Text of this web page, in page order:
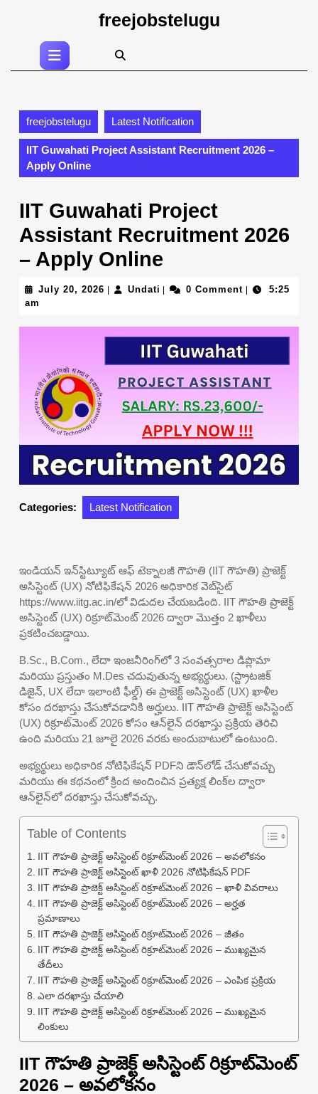
to
freejobstelugu
Open
Button
freejobstelugu Latest Notification
IIT Guwahati Project Assistant Recruitment 2026 –
Apply Online
IIT Guwahati Project
Assistant Recruitment 2026
– Apply Online
July 20, 2026 July Undati Undati0 Comment
5:25
am
Categories: Latest Notification
ఇండియన్ ఇన్‌స్టిట్యూట్ ఆఫ్ టెక్నాలజీ గౌహతి (IIT గౌహతి) ప్రాజెక్ట్
అసిస్టెంట్ (UX) నోటిఫికేషన్ 2026 అధికారిక వెబ్‌సైట్
https://www.iitg.ac.in/లో విడుదల చేయబడింది. IIT గౌహతి ప్రాజెక్ట్
అసిస్టెంట్ (UX) రిక్రూట్‌మెంట్ 2026 ద్వారా మొత్తం 2 ఖాళీలు
ప్రకటించబడ్డాయి.
B.Sc., B.Com., లేదా ఇంజనీరింగ్‌లో 3 సంవత్సరాల డిప్లొమా
మరియు ప్రస్తుతం M.Des చదువుతున్న అభ్యర్థులు. (స్ట్రాటజిక్
డిజైన్, UX లేదా ఇలాంటి ఫీల్డ్) ఈ ప్రాజెక్ట్ అసిస్టెంట్ (UX) ఖాళీల
కోసం దరఖాస్తు చేసుకోవడానికి అర్హులు. IIT గౌహతి ప్రాజెక్ట్ అసిస్టెంట్
(UX) రిక్రూట్‌మెంట్ 2026 కోసం ఆన్‌లైన్ దరఖాస్తు ప్రక్రియ తెరిచి
ఉంది మరియు 21 జూలై 2026 వరకు అందుబాటులో ఉంటుంది.
అభ్యర్థులు అధికారిక నోటిఫికేషన్ PDFని డౌన్‌లోడ్ చేసుకోవచ్చు
మరియు ఈ కథనంలో క్రింద అందించిన ప్రత్యక్ష లింక్‌ల ద్వారా
ఆన్‌లైన్‌లో దరఖాస్తు చేసుకోవచ్చు.
Table of Contents
IIT గౌహతి ప్రాజెక్ట్ అసిస్టెంట్ రిక్రూట్‌మెంట్ 2026 – అవలోకనం
IIT గౌహతి ప్రాజెక్ట్ అసిస్టెంట్ ఖాళీ 2026 నోటిఫికేషన్ PDF
IIT గౌహతి ప్రాజెక్ట్ అసిస్టెంట్ రిక్రూట్‌మెంట్ 2026 – ఖాళీ వివరాలు
IIT గౌహతి ప్రాజెక్ట్ అసిస్టెంట్ రిక్రూట్‌మెంట్ 2026 – అర్హత
ప్రమాణాలు
IIT గౌహతి ప్రాజెక్ట్ అసిస్టెంట్ రిక్రూట్‌మెంట్ 2026 – జీతం
IIT గౌహతి ప్రాజెక్ట్ అసిస్టెంట్ రిక్రూట్‌మెంట్ 2026 – ముఖ్యమైన
తేదీలు
IIT గౌహతి ప్రాజెక్ట్ అసిస్టెంట్ రిక్రూట్‌మెంట్ 2026 – ఎంపిక ప్రక్రియ
ఎలా దరఖాస్తు చేయాలి
IIT గౌహతి ప్రాజెక్ట్ అసిస్టెంట్ రిక్రూట్‌మెంట్ 2026 – ముఖ్యమైన
లింకులు
IIT గౌహతి ప్రాజెక్ట్ అసిస్టెంట్ రిక్రూట్‌మెంట్
2026 – అవలోకనం